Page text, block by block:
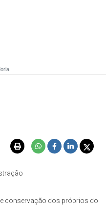
conservação dos próprios do